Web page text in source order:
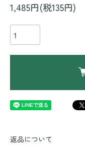
1,485円(税135円)
返品について